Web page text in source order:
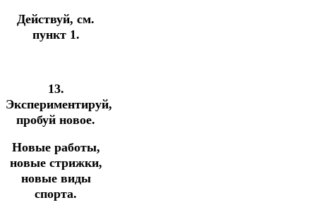
Действуй, см.
пункт 1.
13.
Экспериментируй,
пробуй новое.
Новые работы,
новые стрижки,
новые виды
спорта.